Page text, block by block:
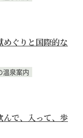
めぐりと国際的な
温泉案内
んで、入って、歩